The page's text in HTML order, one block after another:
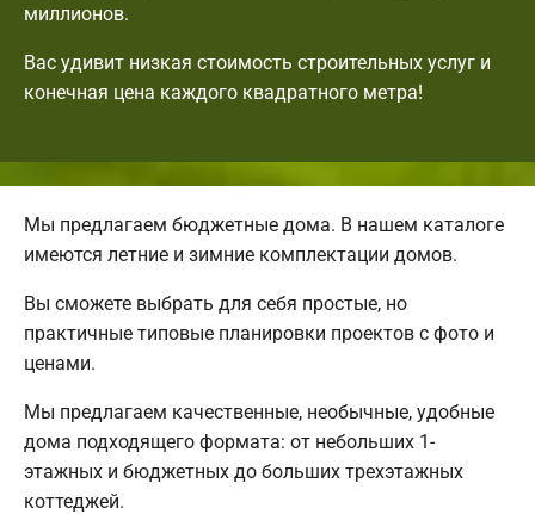
миллионов.
Вас удивит низкая стоимость строительных услуг и
конечная цена каждого квадратного метра!
Мы предлагаем бюджетные дома. В нашем каталоге
имеются летние и зимние комплектации домов.
Вы сможете выбрать для себя простые, но
практичные типовые планировки проектов с фото и
ценами.
Мы предлагаем качественные, необычные, удобные
дома подходящего формата: от небольших 1-
этажных и бюджетных до больших трехэтажных
коттеджей.